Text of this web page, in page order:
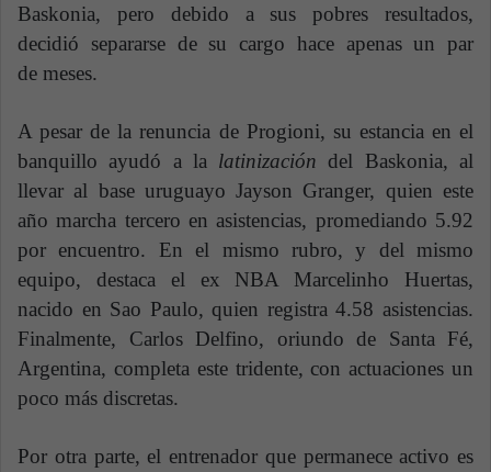
Baskonia, pero debido a sus pobres resultados,
decidió separarse de su cargo hace apenas un par
de meses.
A pesar de la renuncia de Progioni, su estancia en el
banquillo ayudó a la latinización del Baskonia, al
llevar al base uruguayo Jayson Granger, quien este
año marcha tercero en asistencias, promediando 5.92
por encuentro. En el mismo rubro, y del mismo
equipo, destaca el ex NBA Marcelinho Huertas,
nacido en Sao Paulo, quien registra 4.58 asistencias.
Finalmente, Carlos Delfino, oriundo de Santa Fé,
Argentina, completa este tridente, con actuaciones un
poco más discretas.
Por otra parte, el entrenador que permanece activo es